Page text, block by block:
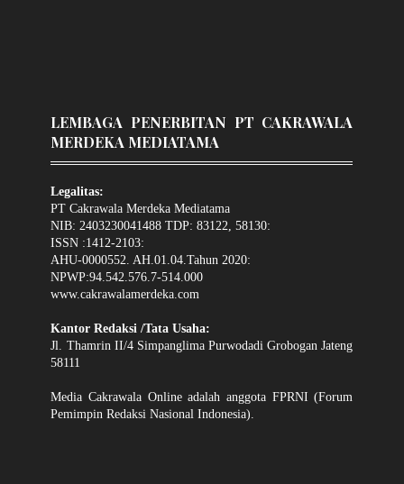
LEMBAGA PENERBITAN PT CAKRAWALA
MERDEKA MEDIATAMA
Legalitas:
PT Cakrawala Merdeka Mediatama
NIB: 2403230041488 TDP: 83122, 58130:
ISSN :1412-2103:
AHU-0000552. AH.01.04.Tahun 2020:
NPWP:94.542.576.7-514.000
www.cakrawalamerdeka.com
Kantor Redaksi /Tata Usaha:
Jl. Thamrin II/4 Simpanglima Purwodadi Grobogan Jateng
58111
Media Cakrawala Online adalah anggota FPRNI (Forum
Pemimpin Redaksi Nasional Indonesia).